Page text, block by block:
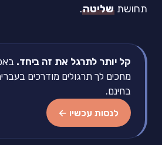
תחושת שליטה.
קל יותר לתרגל את זה ביחד.
בחינם.
לנסות עכשיו ←